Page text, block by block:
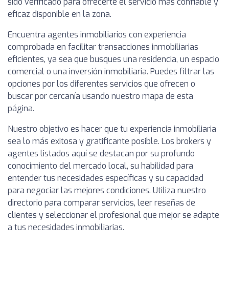
eficaz disponible en la zona.
Encuentra agentes inmobiliarios con experiencia
comprobada en facilitar transacciones inmobiliarias
eficientes, ya sea que busques una residencia, un espacio
comercial o una inversión inmobiliaria. Puedes filtrar las
opciones por los diferentes servicios que ofrecen o
buscar por cercanía usando nuestro mapa de esta
página.
Nuestro objetivo es hacer que tu experiencia inmobiliaria
sea lo más exitosa y gratificante posible. Los brokers y
agentes listados aquí se destacan por su profundo
conocimiento del mercado local, su habilidad para
entender tus necesidades específicas y su capacidad
para negociar las mejores condiciones. Utiliza nuestro
directorio para comparar servicios, leer reseñas de
clientes y seleccionar el profesional que mejor se adapte
a tus necesidades inmobiliarias.